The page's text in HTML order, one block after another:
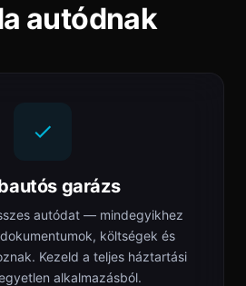
autódnak
garázs
autódat — mindegyikhez
költségek és
Kezeld a teljes háztartási
alkalmazásból.